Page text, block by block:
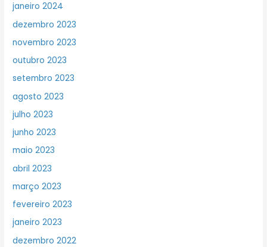
janeiro 2024
dezembro 2023
novembro 2023
outubro 2023
setembro 2023
agosto 2023
julho 2023
junho 2023
maio 2023
abril 2023
março 2023
fevereiro 2023
janeiro 2023
dezembro 2022